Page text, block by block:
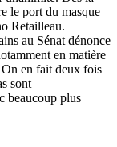
le port du masque
Retailleau.
au Sénat dénonce
en matière
en fait deux fois
sont
beaucoup plus